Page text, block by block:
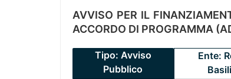
AVVISO PER IL
ACCORDO DI PROGRAMMA
Tipo: Avviso
Pubblico
Ente: